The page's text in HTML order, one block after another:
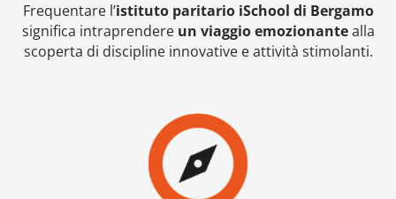
Frequentare l’istituto paritario iSchool di Bergamo
significa intraprendereun viaggio emozionantealla
scoperta di discipline innovative e attività stimolanti.